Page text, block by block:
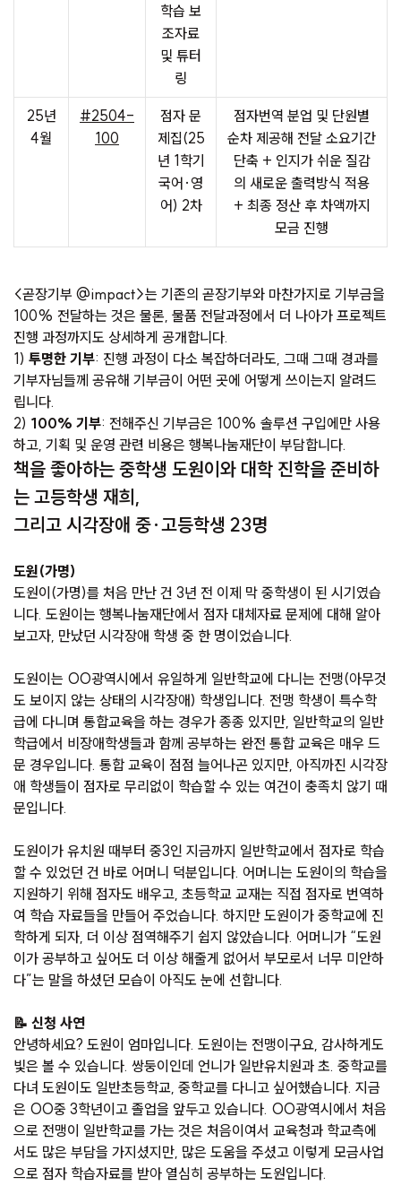
학습 보
조자료
및 튜터
링
25년
4월
#2504-
100
점자 문
제집(25
년 1학기
국어·영
어) 2차
점자번역 분업 및 단원별
순차 제공해 전달 소요기간
단축 + 인지가 쉬운 질감
의 새로운 출력방식 적용
+ 최종 정산 후 차액까지
모금 진행
<곧장기부 @impact>는 기존의 곧장기부와 마찬가지로 기부금을
100% 전달하는 것은 물론, 물품 전달과정에서 더 나아가 프로젝트
진행 과정까지도 상세하게 공개합니다.
1) 투명한 기부: 진행 과정이 다소 복잡하더라도, 그때 그때 경과를
기부자님들께 공유해 기부금이 어떤 곳에 어떻게 쓰이는지 알려드
립니다.
2) 100% 기부: 전해주신 기부금은 100% 솔루션 구입에만 사용
하고, 기획 및 운영 관련 비용은 행복나눔재단이 부담합니다.
책을 좋아하는 중학생 도원이와 대학 진학을 준비하
는 고등학생 재희,
그리고 시각장애 중·고등학생 23명
도원(가명)
도원이(가명)를 처음 만난 건 3년 전 이제 막 중학생이 된 시기였습
니다. 도원이는 행복나눔재단에서 점자 대체자료 문제에 대해 알아
보고자, 만났던 시각장애 학생 중 한 명이었습니다.
도원이는 OO광역시에서 유일하게 일반학교에 다니는 전맹(아무것
도 보이지 않는 상태의 시각장애) 학생입니다. 전맹 학생이 특수학
급에 다니며 통합교육을 하는 경우가 종종 있지만, 일반학교의 일반
학급에서 비장애학생들과 함께 공부하는 완전 통합 교육은 매우 드
문 경우입니다. 통합 교육이 점점 늘어나곤 있지만, 아직까진 시각장
애 학생들이 점자로 무리없이 학습할 수 있는 여건이 충족치 않기 때
문입니다.
도원이가 유치원 때부터 중3인 지금까지 일반학교에서 점자로 학습
할 수 있었던 건 바로 어머니 덕분입니다. 어머니는 도원이의 학습을
지원하기 위해 점자도 배우고, 초등학교 교재는 직접 점자로 번역하
여 학습 자료들을 만들어 주었습니다. 하지만 도원이가 중학교에 진
학하게 되자, 더 이상 점역해주기 쉽지 않았습니다. 어머니가 “도원
이가 공부하고 싶어도 더 이상 해줄게 없어서 부모로서 너무 미안하
다”는 말을 하셨던 모습이 아직도 눈에 선합니다.
📝 신청 사연
안녕하세요? 도원이 엄마입니다. 도원이는 전맹이구요, 감사하게도
빛은 볼 수 있습니다. 쌍둥이인데 언니가 일반유치원과 초. 중학교를
다녀 도원이도 일반초등학교, 중학교를 다니고 싶어했습니다. 지금
은 OO중 3학년이고 졸업을 앞두고 있습니다. OO광역시에서 처음
으로 전맹이 일반학교를 가는 것은 처음이여서 교육청과 학교측에
서도 많은 부담을 가지셨지만, 많은 도움을 주셨고 이렇게 모금사업
으로 점자 학습자료를 받아 열심히 공부하는 도원입니다.